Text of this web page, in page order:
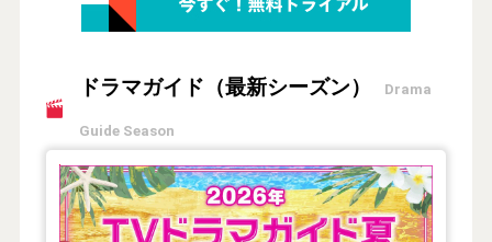
ドラマガイド（最新シーズン） Drama
Guide Season
【2026年夏】TVドラマガイド